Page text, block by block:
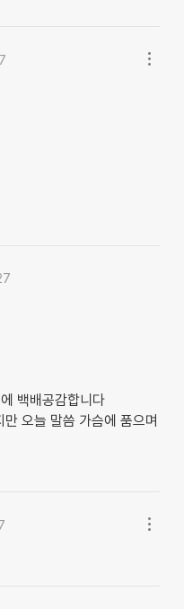
백배공감합니다
오늘 말씀 가슴에 품으며